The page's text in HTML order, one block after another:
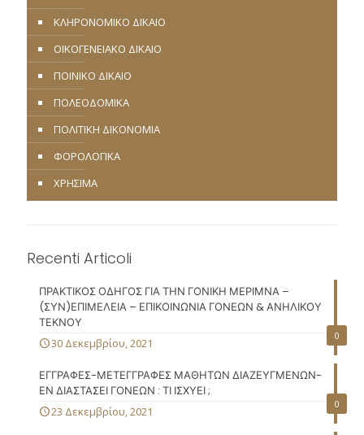
ΚΛΗΡΟΝΟΜΙΚΟ ΔΙΚΑΙΟ
ΟΙΚΟΓΕΝΕΙΑΚΟ ΔΙΚΑΙΟ
ΠΟΙΝΙΚΟ ΔΙΚΑΙΟ
ΠΟΛΕΟΔΟΜΙΚΑ
ΠΟΛΙΤΙΚΗ ΔΙΚΟΝΟΜΙΑ
ΦΟΡΟΛΟΓΙΚΑ
ΧΡΗΣΙΜΑ
Recenti Articoli
0
ΠΡΑΚΤΙΚΟΣ ΟΔΗΓΟΣ ΓΙΑ ΤΗΝ ΓΟΝΙΚΗ ΜΕΡΙΜΝΑ –
(ΣΥΝ)ΕΠΙΜΕΛΕΙΑ – ΕΠΙΚΟΙΝΩΝΙΑ ΓΟΝΕΩΝ & ΑΝΗΛΙΚΟΥ
ΤΕΚΝΟΥ
30 Δεκεμβρίου, 2021
0
ΕΓΓΡΑΦΕΣ-ΜΕΤΕΓΓΡΑΦΕΣ ΜΑΘΗΤΩΝ ΔΙΑΖΕΥΓΜΕΝΩΝ-
ΕΝ ΔΙΑΣΤΑΣΕΙ ΓΟΝΕΩΝ : ΤΙ ΙΣΧΥΕΙ ;
23 Δεκεμβρίου, 2021